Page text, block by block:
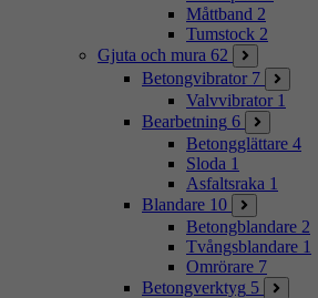
Måttband 2
Tumstock 2
Gjuta och mura 62
Betongvibrator 7
Valvvibrator 1
Bearbetning 6
Betongglättare 4
Sloda 1
Asfaltsraka 1
Blandare 10
Betongblandare 2
Tvångsblandare 1
Omrörare 7
Betongverktyg 5